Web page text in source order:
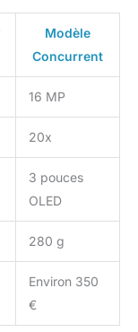
Modèle
Concurrent
16 MP
20x
3 pouces
OLED
280 g
Environ 350
€